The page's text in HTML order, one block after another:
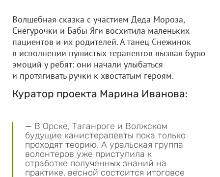
Волшебная сказка с участием Деда Мороза,
Снегурочки и Бабы Яги восхитила маленьких
пациентов и их родителей. А танец Снежинок
в исполнении пушистых терапевтов вызвал бурю
эмоций у ребят: они начали улыбаться
и протягивать ручки к хвостатым героям.
Куратор проекта Марина Иванова:
— В Орске, Таганроге и Волжском
будущие канистерапевты пока только
проходят теорию. А уральская группа
волонтеров уже приступила к
отработке полученных знаний на
практике, весной состоится итоговое